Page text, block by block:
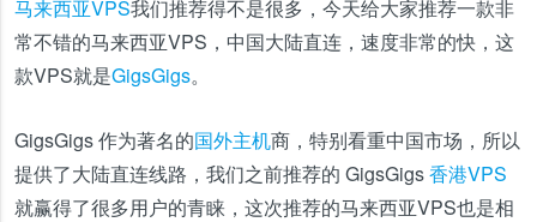
马来西亚VPS我们推荐得不是很多，今天给大家推荐一款非
常不错的马来西亚VPS，中国大陆直连，速度非常的快，这
款VPS就是GigsGigs。
GigsGigs 作为著名的国外主机商，特别看重中国市场，所以
提供了大陆直连线路，我们之前推荐的 GigsGigs香港VPS
就赢得了很多用户的青睐，这次推荐的马来西亚VPS也是相